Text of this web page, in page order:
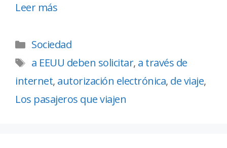
Leer más
Sociedad
a EEUU deben solicitar, a través de
internet, autorización electrónica, de viaje,
Los pasajeros que viajen